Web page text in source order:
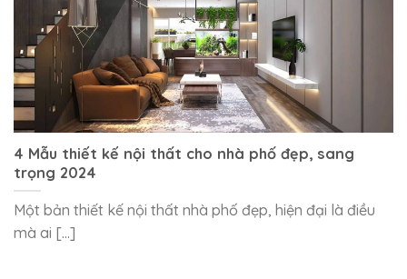
4 Mẫu thiết kế nội thất cho nhà phố đẹp, sang
trọng 2024
Một bản thiết kế nội thất nhà phố đẹp, hiện đại là điều
mà ai [...]